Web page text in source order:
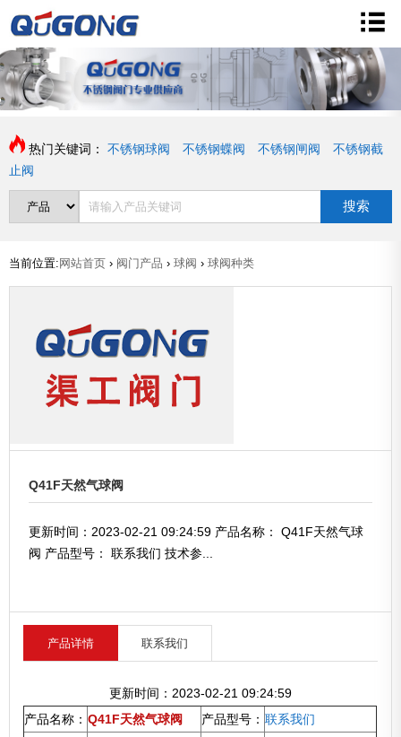
热门关键词： 不锈钢球阀 不锈钢蝶阀 不锈钢闸阀
不锈钢截
止阀
搜索
当前位置: 网站首页 › 阀门产品 › 球阀 › 球阀种类
Q41F天然气球阀
更新时间：2023-02-21 09:24:59 产品名称： Q41F天然气球
阀 产品型号： 联系我们 技术参...
产品详情 联系我们
更新时间：2023-02-21 09:24:59
产品名称： Q41F天然气球阀 产品型号： 联系我们